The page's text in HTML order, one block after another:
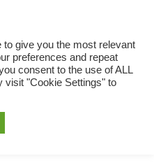
to close
give you the most relevant
preferences and repeat
consent to the use of ALL
visit "Cookie Settings" to